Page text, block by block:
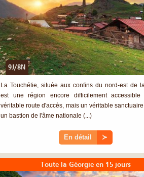
9J/8N
La Touchétie, située aux confins du nord-est de
est une région encore difficilement
véritable route d'accès, mais un véritable
un bastion de l'âme nationale (...)
En détail ≻
Toute la Géorgie en 15 jours